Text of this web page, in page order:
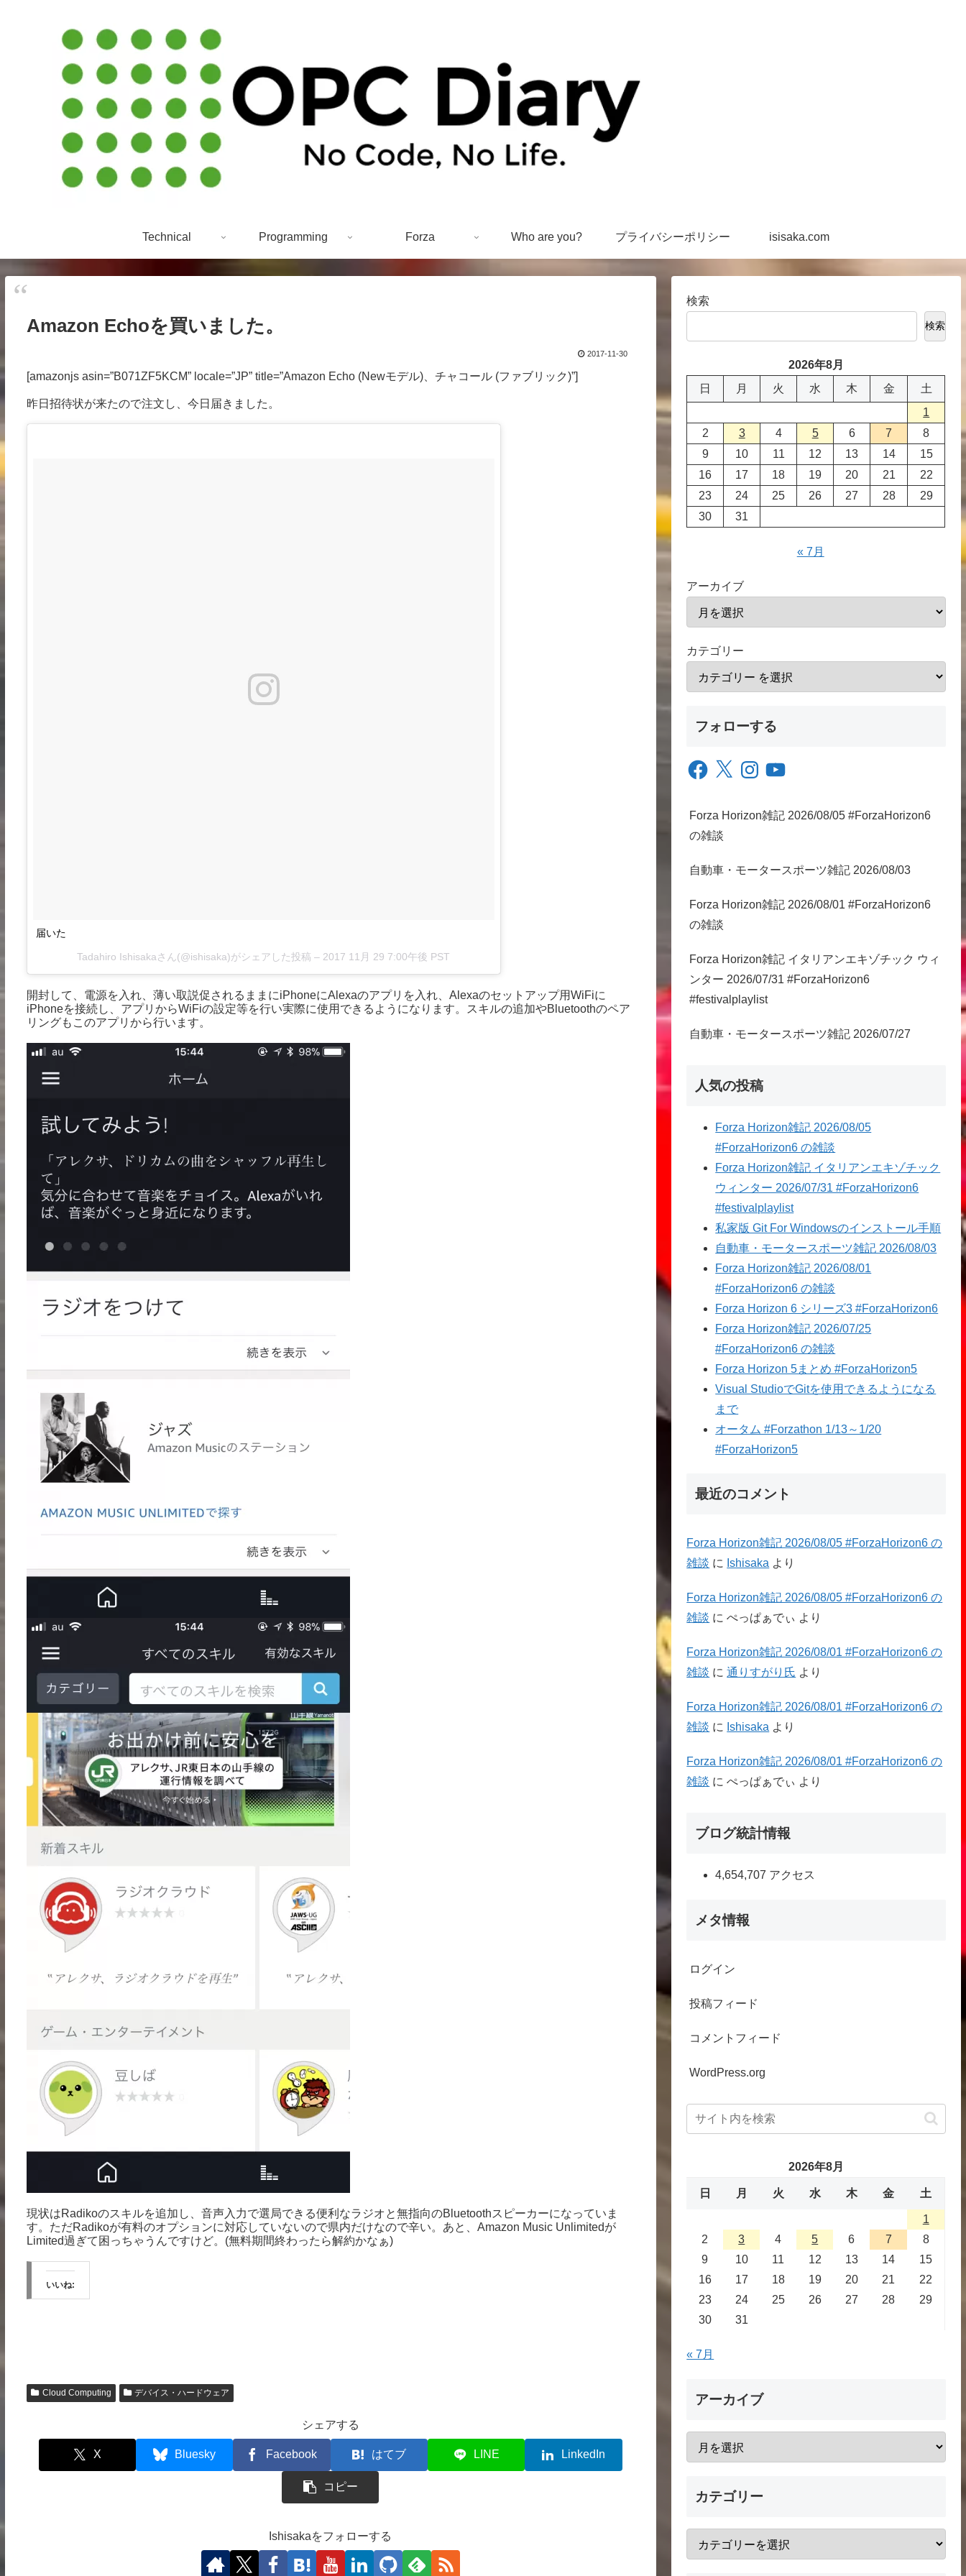
Technical Programming Forza Who are you? プライバシーポリシー isisaka.com
Amazon Echoを買いました。
2017-11-30
[amazonjs asin=”B071ZF5KCM” locale=”JP” title=”Amazon Echo (Newモデル)、チャコール (ファブリック)”]
昨日招待状が来たので注文し、今日届きました。
届いた
Tadahiro Ishisakaさん(@ishisaka)がシェアした投稿 – 2017 11月 29 7:00午後 PST
開封して、電源を入れ、薄い取説促されるままにiPhoneにAlexaのアプリを入れ、Alexaのセットアップ用WiFiに
iPhoneを接続し、アプリからWiFiの設定等を行い実際に使用できるようになります。スキルの追加やBluetoothのペア
リングもこのアプリから行います。
現状はRadikoのスキルを追加し、音声入力で選局できる便利なラジオと無指向のBluetoothスピーカーになっていま
す。ただRadikoが有料のオプションに対応していないので県内だけなので辛い。あと、Amazon Music Unlimitedが
Limited過ぎて困っちゃうんですけど。(無料期間終わったら解約かなぁ)
いいね:
Cloud Computing デバイス・ハードウェア
シェアする
X Bluesky Facebook はてブ LINE LinkedIn
コピー
Ishisakaをフォローする
検索
検索
2026年8月
日
月 火 水 木 金
土
1
2
3 4 5 6 7
8
9
10 11 12 13 14
15
16
17 18 19 20 21
22
23
24 25 26 27 28
29
30
31
« 7月
アーカイブ
カテゴリー
フォローする
Facebook
X InstagramYouTube
Forza Horizon雑記 2026/08/05 #ForzaHorizon6
の雑談
自動車・モータースポーツ雑記 2026/08/03
Forza Horizon雑記 2026/08/01 #ForzaHorizon6
の雑談
Forza Horizon雑記 イタリアンエキゾチック ウィ
ンター 2026/07/31 #ForzaHorizon6
#festivalplaylist
自動車・モータースポーツ雑記 2026/07/27
人気の投稿
Forza Horizon雑記 2026/08/05
#ForzaHorizon6 の雑談
Forza Horizon雑記 イタリアンエキゾチック
ウィンター 2026/07/31 #ForzaHorizon6
#festivalplaylist
私家版 Git For Windowsのインストール手順
自動車・モータースポーツ雑記 2026/08/03
Forza Horizon雑記 2026/08/01
#ForzaHorizon6 の雑談
Forza Horizon 6 シリーズ3 #ForzaHorizon6
Forza Horizon雑記 2026/07/25
#ForzaHorizon6 の雑談
Forza Horizon 5まとめ #ForzaHorizon5
Visual StudioでGitを使用できるようになる
まで
オータム #Forzathon 1/13～1/20
#ForzaHorizon5
最近のコメント
Forza Horizon雑記 2026/08/05 #ForzaHorizon6 の
雑談 に Ishisaka より
Forza Horizon雑記 2026/08/05 #ForzaHorizon6 の
雑談 にぺっぱぁでぃ より
Forza Horizon雑記 2026/08/01 #ForzaHorizon6 の
雑談 に通りすがり氏 より
Forza Horizon雑記 2026/08/01 #ForzaHorizon6 の
雑談 に Ishisaka より
Forza Horizon雑記 2026/08/01 #ForzaHorizon6 の
雑談 にぺっぱぁでぃ より
ブログ統計情報
4,654,707 アクセス
メタ情報
ログイン
投稿フィード
コメントフィード
WordPress.org
2026年8月
日 月 火 水 木 金 土
1
2
3 4 5 6 7
8
9
10 11 12 13 14
15
16
17 18 19 20 21
22
23
24 25 26 27 28
29
30
31
« 7月
アーカイブ
カテゴリー